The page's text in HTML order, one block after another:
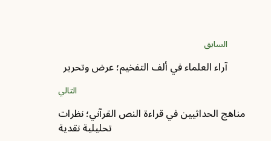
السابق
آراء العلماء في ألف التفخيم؛ عرض وتحرير
التالي
مناهج الحداثيين في قراءة النص القرآني؛ نظرات
تحليلية نقدية